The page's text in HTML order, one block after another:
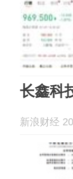
长鑫科
新浪财经